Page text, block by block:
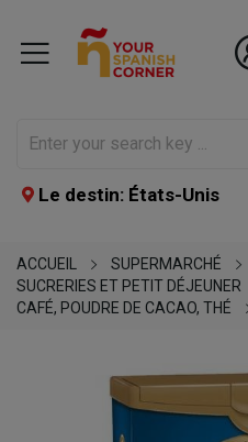
Le destin: États-Unis
ACCUEIL
SUPERMARCHÉ
SUCRERIES ET PETIT DÉJEUNER
CAFÉ, POUDRE DE CACAO, THÉ